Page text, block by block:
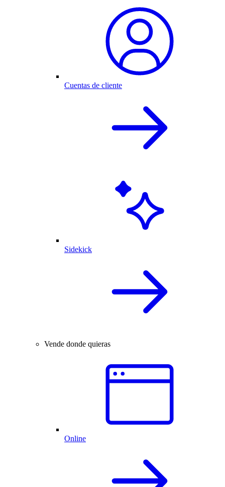
Cuentas de cliente
Sidekick
Vende donde quieras
Online